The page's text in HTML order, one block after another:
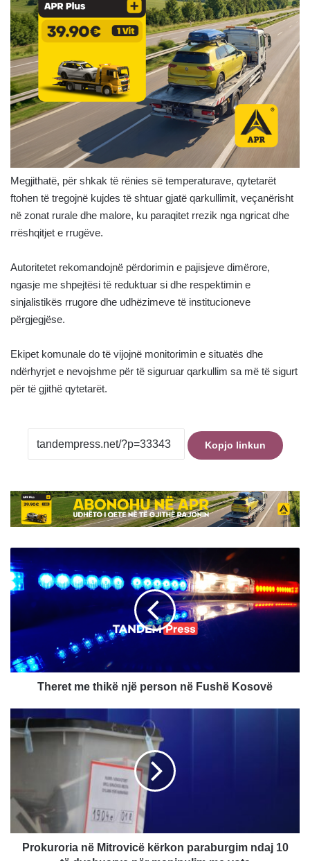
Megjithatë, për shkak të rënies së temperaturave, qytetarët
ftohen të tregojnë kujdes të shtuar gjatë qarkullimit, veçanërisht
në zonat rurale dhe malore, ku paraqitet rrezik nga ngricat dhe
rrëshqitjet e rrugëve.
Autoritetet rekomandojnë përdorimin e pajisjeve dimërore,
ngasje me shpejtësi të reduktuar si dhe respektimin e
sinjalistikës rrugore dhe udhëzimeve të institucioneve
përgjegjëse.
Ekipet komunale do të vijojnë monitorimin e situatës dhe
ndërhyrjet e nevojshme për të siguruar qarkullim sa më të sigurt
për të gjithë qytetarët.
Kopjo linkun
Theret
me
thikë
një
Fushë
Kosovë
Theret me thikë një person në Fushë Kosovë
Prokuroria
në
Mitrovicë
10
të
dyshuarve
Prokuroria në Mitrovicë kërkon paraburgim ndaj 10